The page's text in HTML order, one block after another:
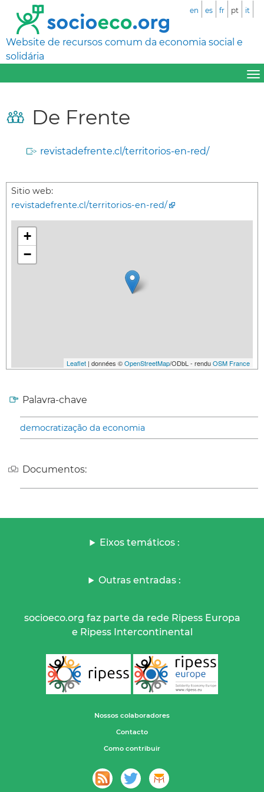
Website de recursos comum da economia social e
solidária
en es fr pt it
De Frente
revistadefrente.cl/territorios-en-red/
Sitio web:
revistadefrente.cl/territorios-en-red/
+
−
Leaflet | données ©OpenStreetMap/ODbL - renduOSM France
Palavra-chave
democratização da economia
Documentos:
Eixos temáticos :
Outras entradas :
socioeco.org faz parte da rede Ripess Europa
e Ripess Intercontinental
Nossos colaboradores
Contacto
Como contribuir